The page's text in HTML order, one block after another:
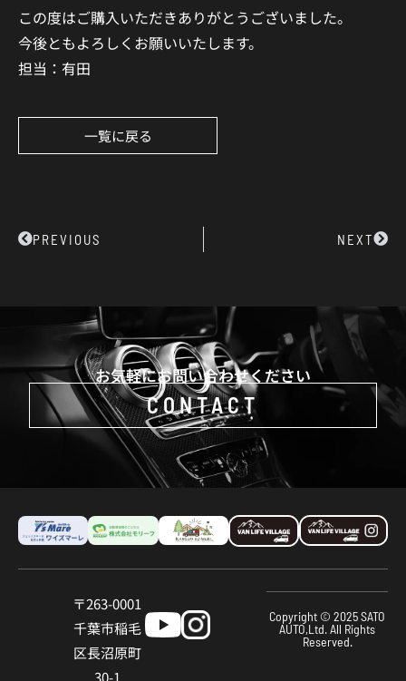
この度はご購入いただきありがとうございました。
今後ともよろしくお願いいたします。
担当：有田
一覧に戻る
PrevPREVIOUS NEXTNext
お気軽にお問い合わせください
CONTACT
〒263-0001
千葉市稲⽑
区⻑沼原町
30-1
Copyright © 2025 SATO
AUTO,Ltd. All Rights
Reserved.